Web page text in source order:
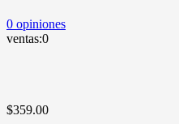
0 opiniones
ventas:0
$359.00